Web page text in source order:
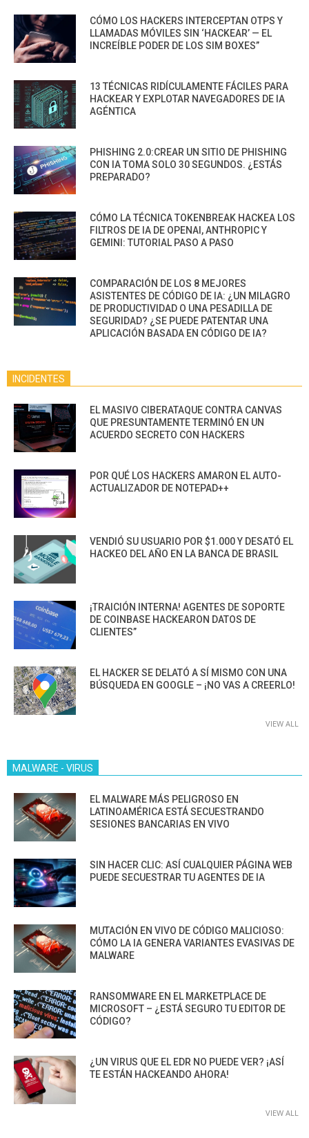
CÓMO LOS HACKERS INTERCEPTAN OTPS Y
LLAMADAS MÓVILES SIN ‘HACKEAR’ — EL
INCREÍBLE PODER DE LOS SIM BOXES”
13 TÉCNICAS RIDÍCULAMENTE FÁCILES PARA
HACKEAR Y EXPLOTAR NAVEGADORES DE IA
AGÉNTICA
PHISHING 2.0:CREAR UN SITIO DE PHISHING
CON IA TOMA SOLO 30 SEGUNDOS. ¿ESTÁS
PREPARADO?
CÓMO LA TÉCNICA TOKENBREAK HACKEA LOS
FILTROS DE IA DE OPENAI, ANTHROPIC Y
GEMINI: TUTORIAL PASO A PASO
COMPARACIÓN DE LOS 8 MEJORES
ASISTENTES DE CÓDIGO DE IA: ¿UN MILAGRO
DE PRODUCTIVIDAD O UNA PESADILLA DE
SEGURIDAD? ¿SE PUEDE PATENTAR UNA
APLICACIÓN BASADA EN CÓDIGO DE IA?
INCIDENTES
EL MASIVO CIBERATAQUE CONTRA CANVAS
QUE PRESUNTAMENTE TERMINÓ EN UN
ACUERDO SECRETO CON HACKERS
POR QUÉ LOS HACKERS AMARON EL AUTO-
ACTUALIZADOR DE NOTEPAD++
VENDIÓ SU USUARIO POR $1.000 Y DESATÓ EL
HACKEO DEL AÑO EN LA BANCA DE BRASIL
¡TRAICIÓN INTERNA! AGENTES DE SOPORTE
DE COINBASE HACKEARON DATOS DE
CLIENTES”
EL HACKER SE DELATÓ A SÍ MISMO CON UNA
BÚSQUEDA EN GOOGLE – ¡NO VAS A CREERLO!
VIEW ALL
MALWARE - VIRUS
EL MALWARE MÁS PELIGROSO EN
LATINOAMÉRICA ESTÁ SECUESTRANDO
SESIONES BANCARIAS EN VIVO
SIN HACER CLIC: ASÍ CUALQUIER PÁGINA WEB
PUEDE SECUESTRAR TU AGENTES DE IA
MUTACIÓN EN VIVO DE CÓDIGO MALICIOSO:
CÓMO LA IA GENERA VARIANTES EVASIVAS DE
MALWARE
RANSOMWARE EN EL MARKETPLACE DE
MICROSOFT – ¿ESTÁ SEGURO TU EDITOR DE
CÓDIGO?
¿UN VIRUS QUE EL EDR NO PUEDE VER? ¡ASÍ
TE ESTÁN HACKEANDO AHORA!
VIEW ALL